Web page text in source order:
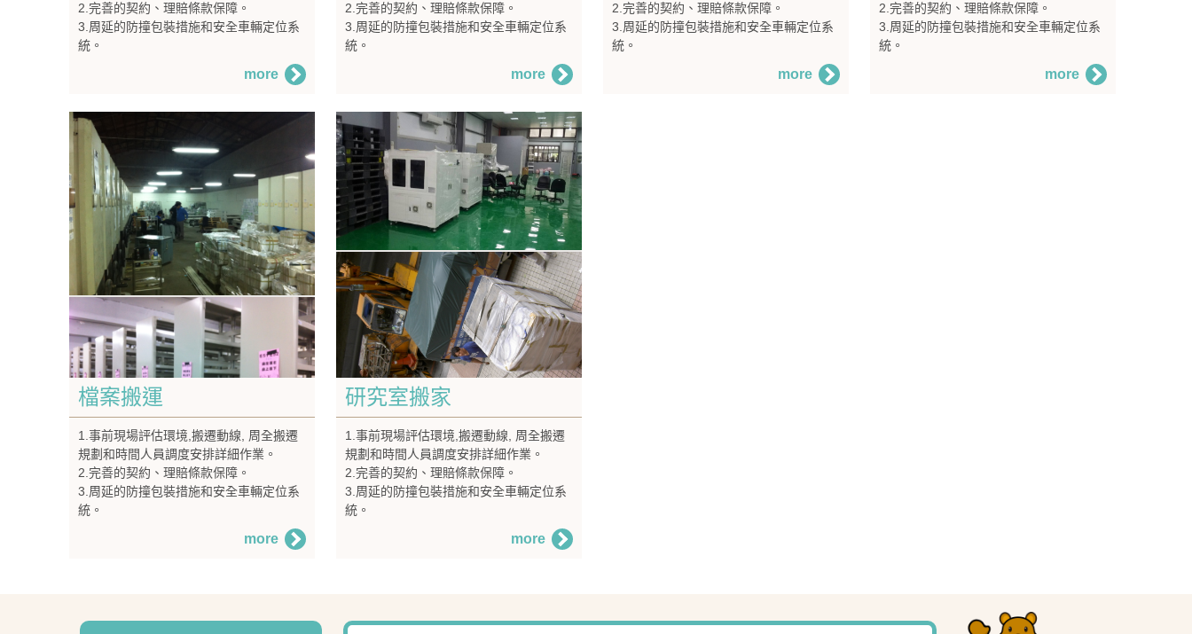
2.完善的契約、理賠條款保障。
3.周延的防撞包裝措施和安全車輛定位系
統。
more
2.完善的契約、理賠條款保障。
3.周延的防撞包裝措施和安全車輛定位系
統。
more
2.完善的契約、理賠條款保障。
3.周延的防撞包裝措施和安全車輛定位系
統。
more
2.完善的契約、理賠條款保障。
3.周延的防撞包裝措施和安全車輛定位系
統。
more
檔案搬運
1.事前現場評估環境,搬遷動線, 周全搬遷
規劃和時間人員調度安排詳細作業。
2.完善的契約、理賠條款保障。
3.周延的防撞包裝措施和安全車輛定位系
統。
more
研究室搬家
1.事前現場評估環境,搬遷動線, 周全搬遷
規劃和時間人員調度安排詳細作業。
2.完善的契約、理賠條款保障。
3.周延的防撞包裝措施和安全車輛定位系
統。
more